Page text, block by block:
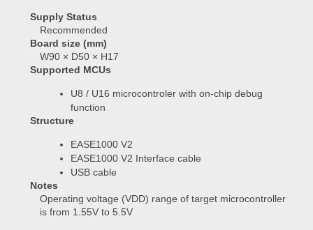
Supply Status
Recommended
Board size (mm)
W90 × D50 × H17
Supported MCUs
U8 / U16 microcontroler with on-chip debug
function
Structure
EASE1000 V2
EASE1000 V2 Interface cable
USB cable
Notes
Operating voltage (VDD) range of target microcontroller
is from 1.55V to 5.5V